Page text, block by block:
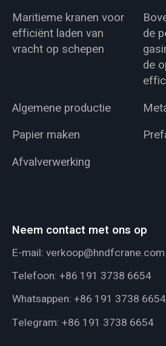
Maritieme kranen voor
efficiënt laden van
vracht op schepen
de
de
Algemene productie
Papier maken
Afvalverwerking
Neem contact met ons op
E-mail: verkoop@hndfcrane.com
Telefoon: +86 191 3738 6654
Whatsappen: +86 191 3738 6654
Telegram: +86 191 3738 6654